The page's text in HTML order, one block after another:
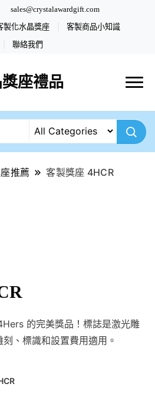
sales@crystalawardgift.com
製化水晶獎座 客製商品小知識
聯絡我們
座禮品
推薦 客製獎座 4HCR
的完美獎品！標誌是激光雕
、標識和設置費用適用。